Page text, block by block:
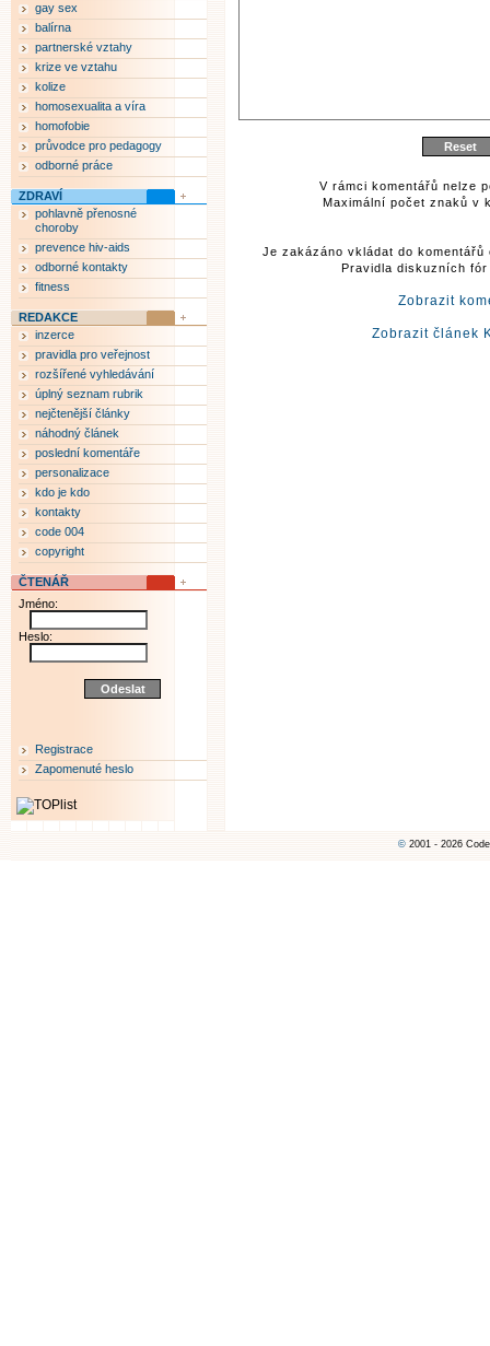
V rámci komentářů nelze
Maximální počet znaků v
Je zakázáno vkládat do
Pravidla diskuzních
Zobrazit
Zobrazit článek
gay sex
balírna
partnerské vztahy
krize ve vztahu
kolize
homosexualita a víra
homofobie
průvodce pro pedagogy
odborné práce
ZDRAVÍ
pohlavně přenosné
choroby
prevence hiv-aids
odborné kontakty
fitness
REDAKCE
inzerce
pravidla pro veřejnost
rozšířené vyhledávání
úplný seznam rubrik
nejčtenější články
náhodný článek
poslední komentáře
personalizace
kdo je kdo
kontakty
code 004
copyright
ČTENÁŘ
Jméno:
Heslo:
Registrace
Zapomenuté heslo
© 2001 - 2026